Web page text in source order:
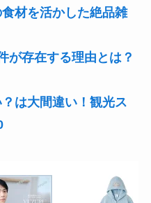
材を活かした絶品雑
が存在する理由とは？
は大間違い！観光ス